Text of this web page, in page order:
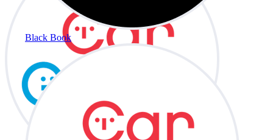
Black Book